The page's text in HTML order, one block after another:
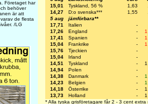
Företaget har
behöver
är att
de flesta
/LG
15,01
Tyskland, 56 % 1,63
14,27
D:o svenska*** 1,55
5 aug
jämförbara**
17,71
Italien
-
17,26
England -
17,41
Spanien -
15,04
Frankrike -
15,76
Tjeckien
-
15,04
Irland
-
14,51
Tyskland -
14,94
Polen
-
14,38
Danmark -
14,23
Belgien -
14,18
Österrike -
13,73
Holland -
* Alla tyska grisföretagare får 2 - 3 cent